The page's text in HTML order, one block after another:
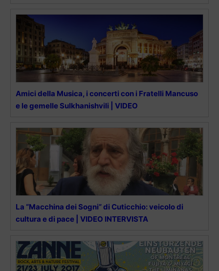
Amici della Musica, i concerti con i Fratelli Mancuso
e le gemelle Sulkhanishvili | VIDEO
La “Macchina dei Sogni” di Cuticchio: veicolo di
cultura e di pace | VIDEO INTERVISTA